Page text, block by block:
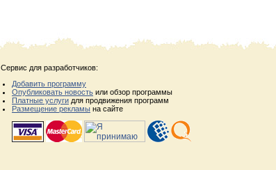
Сервис для разработчиков:
Добавить программу
Опубликовать новость или обзор программы
Платные услуги для продвижения программ
Размещение рекламы на сайте